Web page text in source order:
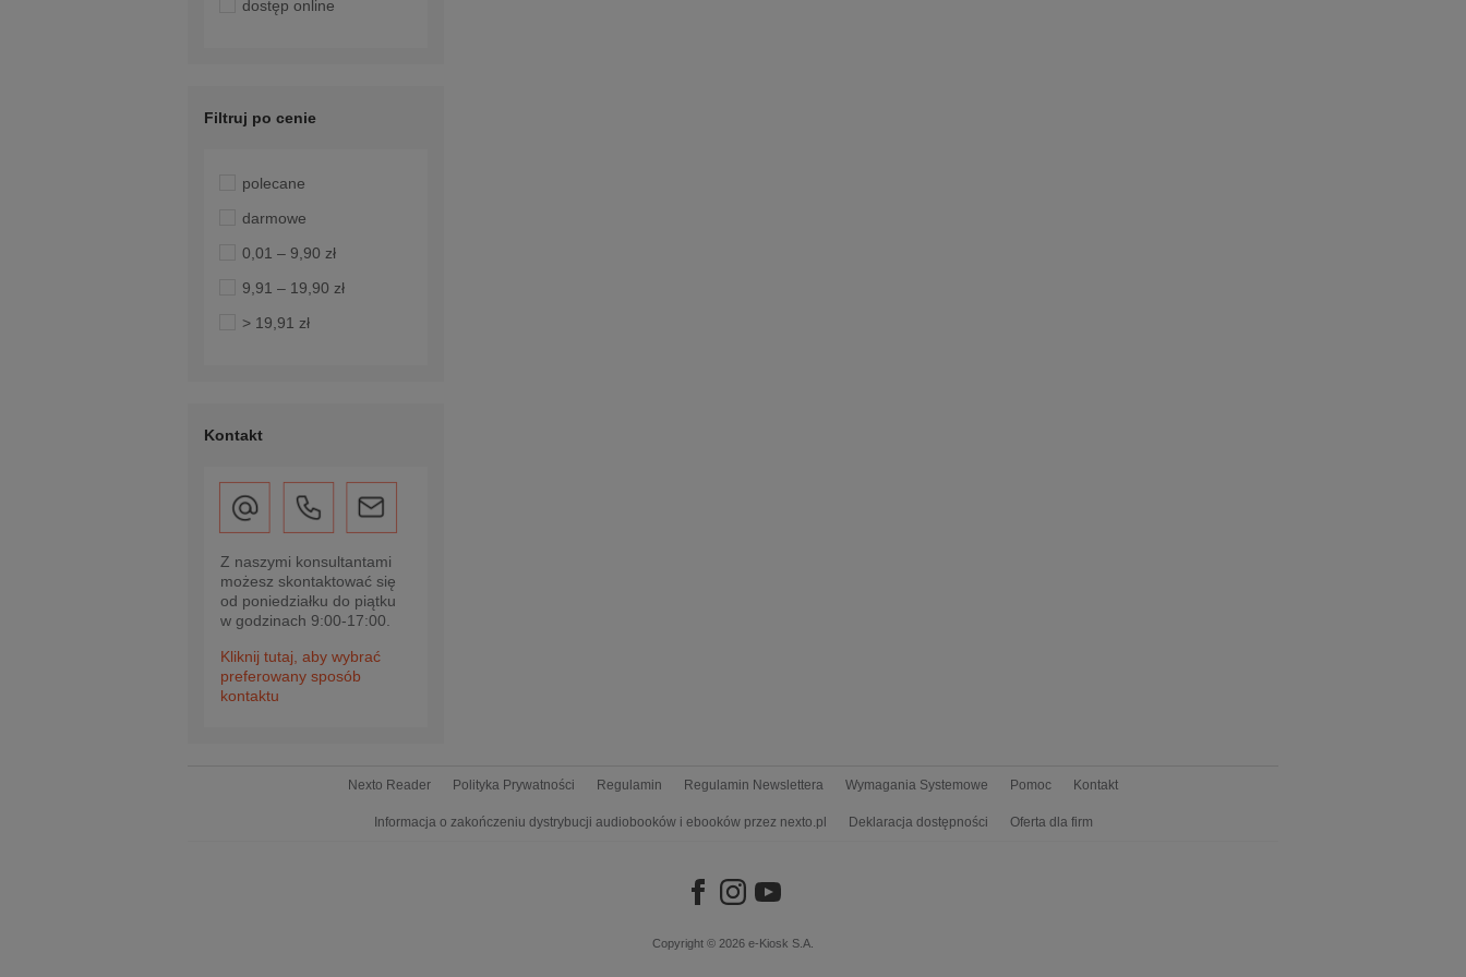
dostęp online
Filtruj po cenie
polecane
darmowe
0,01 – 9,90 zł
9,91 – 19,90 zł
> 19,91 zł
Kontakt
Z naszymi konsultantami
możesz skontaktować się
od poniedziałku do piątku
w godzinach 9:00-17:00.
Kliknij tutaj, aby wybrać
preferowany sposób
kontaktu
Nexto Reader Polityka Prywatności Regulamin Regulamin Newslettera Wymagania Systemowe Pomoc Kontakt
Informacja o zakończeniu dystrybucji audiobooków i ebooków przez nexto.pl Deklaracja dostępności Oferta dla firm
Copyright © 2026 e-Kiosk S.A.